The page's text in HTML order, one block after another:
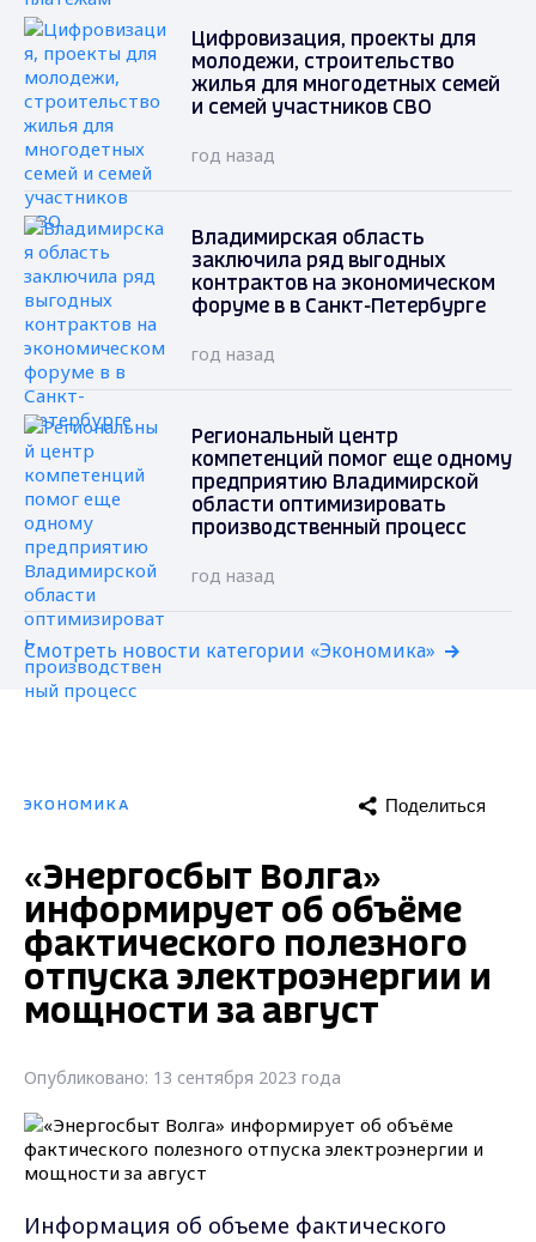
Цифровизация, проекты для
молодежи, строительство
жилья для многодетных семей
и семей участников СВО
год назад
Владимирская область
заключила ряд выгодных
контрактов на экономическом
форуме в в Санкт-Петербурге
год назад
Региональный центр
компетенций помог еще одному
предприятию Владимирской
области оптимизировать
производственный процесс
год назад
Смотреть новости категории «Экономика»
ЭКОНОМИКА Поделиться
«Энергосбыт Волга»
информирует об объёме
фактического полезного
отпуска электроэнергии и
мощности за август
Опубликовано: 13 сентября 2023 года
Информация об объеме фактического